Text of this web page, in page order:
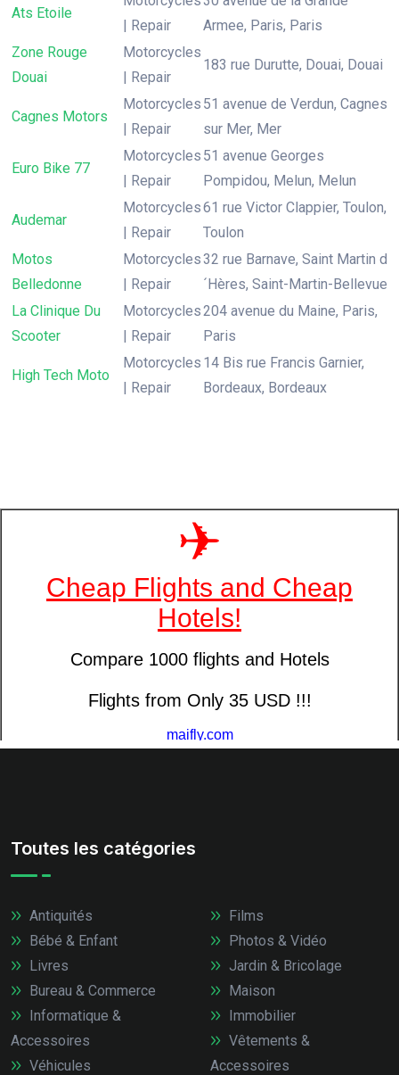
Ats Etoile
| Repair
Armee, Paris, Paris
Zone Rouge
Douai
Motorcycles
| Repair
183 rue Durutte, Douai, Douai
Cagnes Motors
Motorcycles
| Repair
51 avenue de Verdun, Cagnes
sur Mer, Mer
Euro Bike 77
Motorcycles
| Repair
51 avenue Georges
Pompidou, Melun, Melun
Audemar
Motorcycles
| Repair
61 rue Victor Clappier, Toulon,
Toulon
Motos
Belledonne
Motorcycles
| Repair
32 rue Barnave, Saint Martin d
´Hères, Saint-Martin-Bellevue
La Clinique Du
Scooter
Motorcycles
| Repair
204 avenue du Maine, Paris,
Paris
High Tech Moto
Motorcycles
| Repair
14 Bis rue Francis Garnier,
Bordeaux, Bordeaux
Toutes les catégories
Antiquités
Bébé & Enfant
Livres
Bureau & Commerce
Informatique &
Accessoires
Véhicules
Films
Photos & Vidéo
Jardin & Bricolage
Maison
Immobilier
Vêtements &
Accessoires